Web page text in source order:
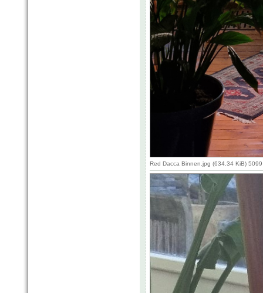
Red Dacca Binnen.jpg (634.34 KiB)